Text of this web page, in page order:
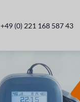
+49 (0) 221 168 587 43